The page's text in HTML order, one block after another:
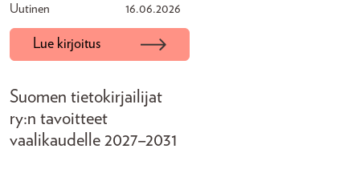
Uutinen 16.06.2026
Lue kirjoitus
Suomen tietokirjailijat
ry:n tavoitteet
vaalikaudelle 2027–2031